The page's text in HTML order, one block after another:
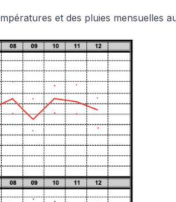
et des pluies mensuelles